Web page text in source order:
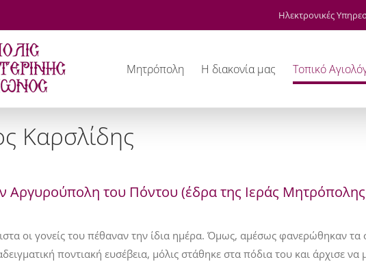
Ηλεκτρονικές
Μητρόπολη Η διακονία μας Τοπικό
Καρσλίδης
Αργυρούπολη του Πόντου (έδρα της Ιεράς
οι γονείς του πέθαναν την ίδια ημέρα. Όμως, αμέσως φανερώθηκαν τα
ποντιακή ευσέβεια, μόλις στάθηκε στα πόδια του και άρχισε να